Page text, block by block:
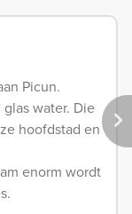
Picun.
water. Die
hoofdstad en
enorm wordt